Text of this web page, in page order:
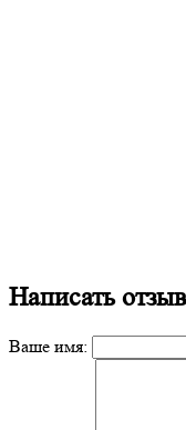
Написать отзыв
Ваше имя: